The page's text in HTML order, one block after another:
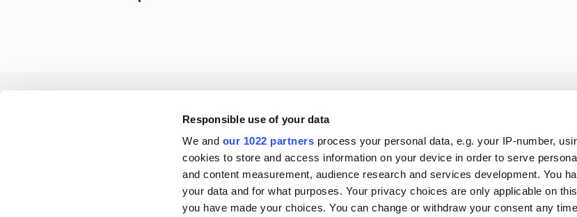
Responsible use of your data
We and our 1022 partners process your personal data, e.g. your IP-number,
cookies to store and access information on your device in order to serve
and content measurement, audience research and services development. You
your data and for what purposes. Your privacy choices are only applicable on
you have made your choices. You can change or withdraw your consent any
digipalveluihin
Ura Oriolassa Uutiset